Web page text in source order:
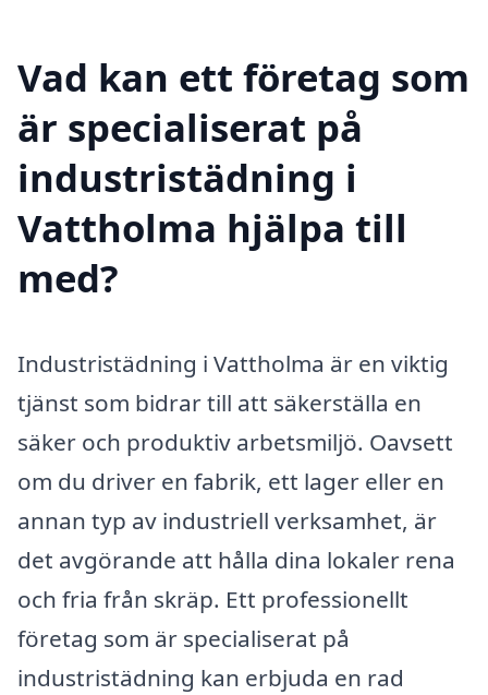
Vad kan ett företag som
är specialiserat på
industristädning i
Vattholma hjälpa till
med?
Industristädning i Vattholma är en viktig
tjänst som bidrar till att säkerställa en
säker och produktiv arbetsmiljö. Oavsett
om du driver en fabrik, ett lager eller en
annan typ av industriell verksamhet, är
det avgörande att hålla dina lokaler rena
och fria från skräp. Ett professionellt
företag som är specialiserat på
industristädning kan erbjuda en rad